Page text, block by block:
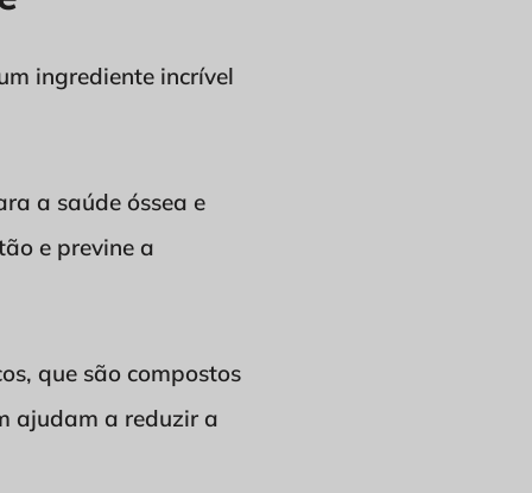
ingrediente incrível
a saúde óssea e
e previne a
que são compostos
ajudam a reduzir a